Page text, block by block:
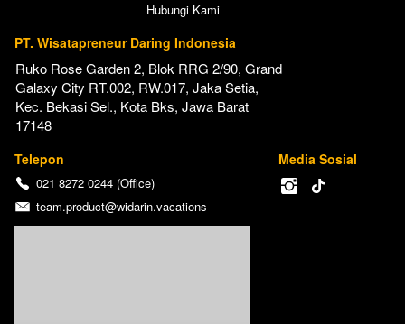
Hubungi Kami
PT. Wisatapreneur Daring Indonesia
Ruko Rose Garden 2, Blok RRG 2/90, Grand
Galaxy City RT.002, RW.017, Jaka Setia,
Kec. Bekasi Sel., Kota Bks, Jawa Barat
17148
Telepon
021 8272 0244 (Office)
team.product@widarin.vacations
Media Sosial